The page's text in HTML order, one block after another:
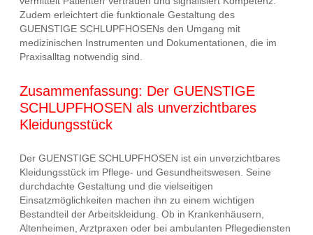
Zudem erleichtert die funktionale Gestaltung des
GUENSTIGE SCHLUPFHOSENs den Umgang mit
medizinischen Instrumenten und Dokumentationen, die im
Praxisalltag notwendig sind.
Zusammenfassung: Der GUENSTIGE
SCHLUPFHOSEN als unverzichtbares
Kleidungsstück
Der GUENSTIGE SCHLUPFHOSEN ist ein unverzichtbares
Kleidungsstück im Pflege- und Gesundheitswesen. Seine
durchdachte Gestaltung und die vielseitigen
Einsatzmöglichkeiten machen ihn zu einem wichtigen
Bestandteil der Arbeitskleidung. Ob in Krankenhäusern,
Altenheimen, Arztpraxen oder bei ambulanten Pflegediensten